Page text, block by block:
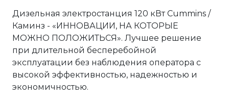
Дизельная электростанция 120 кВт Cummins /
Каминз - «ИННОВАЦИИ, НА КОТОРЫЕ
МОЖНО ПОЛОЖИТЬСЯ». Лучшее решение
при длительной бесперебойной
эксплуатации без наблюдения оператора с
высокой эффективностью, надежностью и
экономичностью.